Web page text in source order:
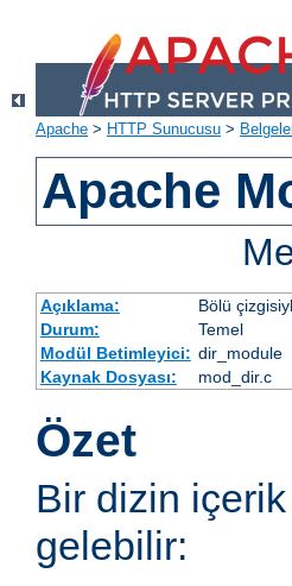
Apache > HTTP Sunucusu >
Apache
Açıklama:
Bölü
Durum:
Temel
Modül Betimleyici: dir_module
Kaynak Dosyası:
mod_dir.c
Özet
Bir dizin
gelebilir: